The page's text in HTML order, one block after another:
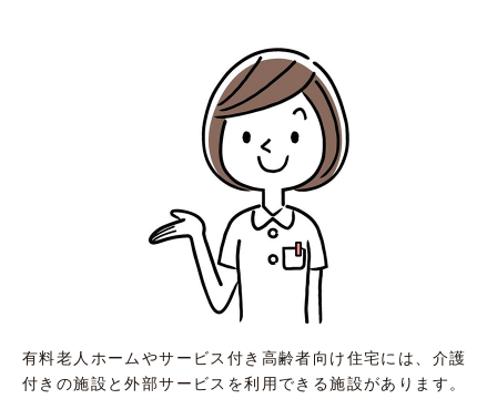
有料老人ホームやサービス付き高齢者向け住宅には、介護
付きの施設と外部サービスを利用できる施設があります。